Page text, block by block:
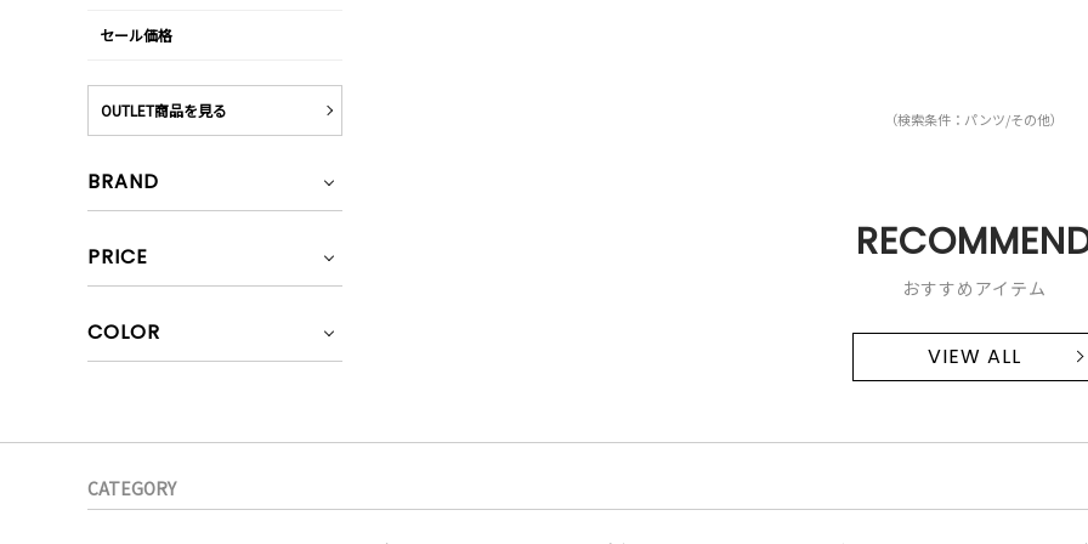
（検索条件：パンツ/その他）
おすすめアイテム
VIEW ALL
セール価格
OUTLET商品を見る
BRAND
PRICE
COLOR
CATEGORY